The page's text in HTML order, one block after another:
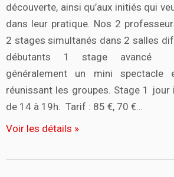
découverte, ainsi qu’aux initiés qui
dans leur pratique. Nos 2
2 stages simultanés dans 2 salles
débutants 1 stage avancé
généralement un mini
réunissant les groupes. Stage 1 jour
de 14 à 19h. Tarif : 85 €, 70 €…
Voir les détails »